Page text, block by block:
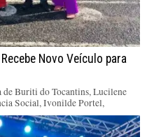
Novo Veículo para
Buriti do Tocantins, Lucilene
Social, Ivonilde Portel,